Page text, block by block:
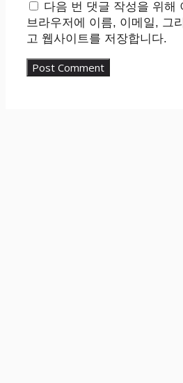
다음 번 댓글 작성을 위해
브라우저에 이름, 이메일, 그리
고 웹사이트를 저장합니다.